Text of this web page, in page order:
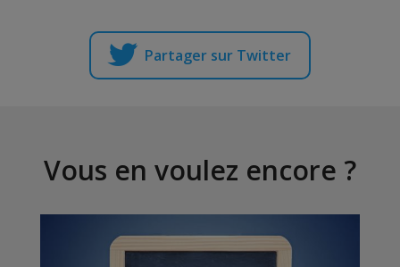
Partager sur Twitter
Vous en voulez encore ?